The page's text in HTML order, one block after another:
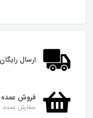
ارسال رایگان
فروش عمده
سفارش عمده،